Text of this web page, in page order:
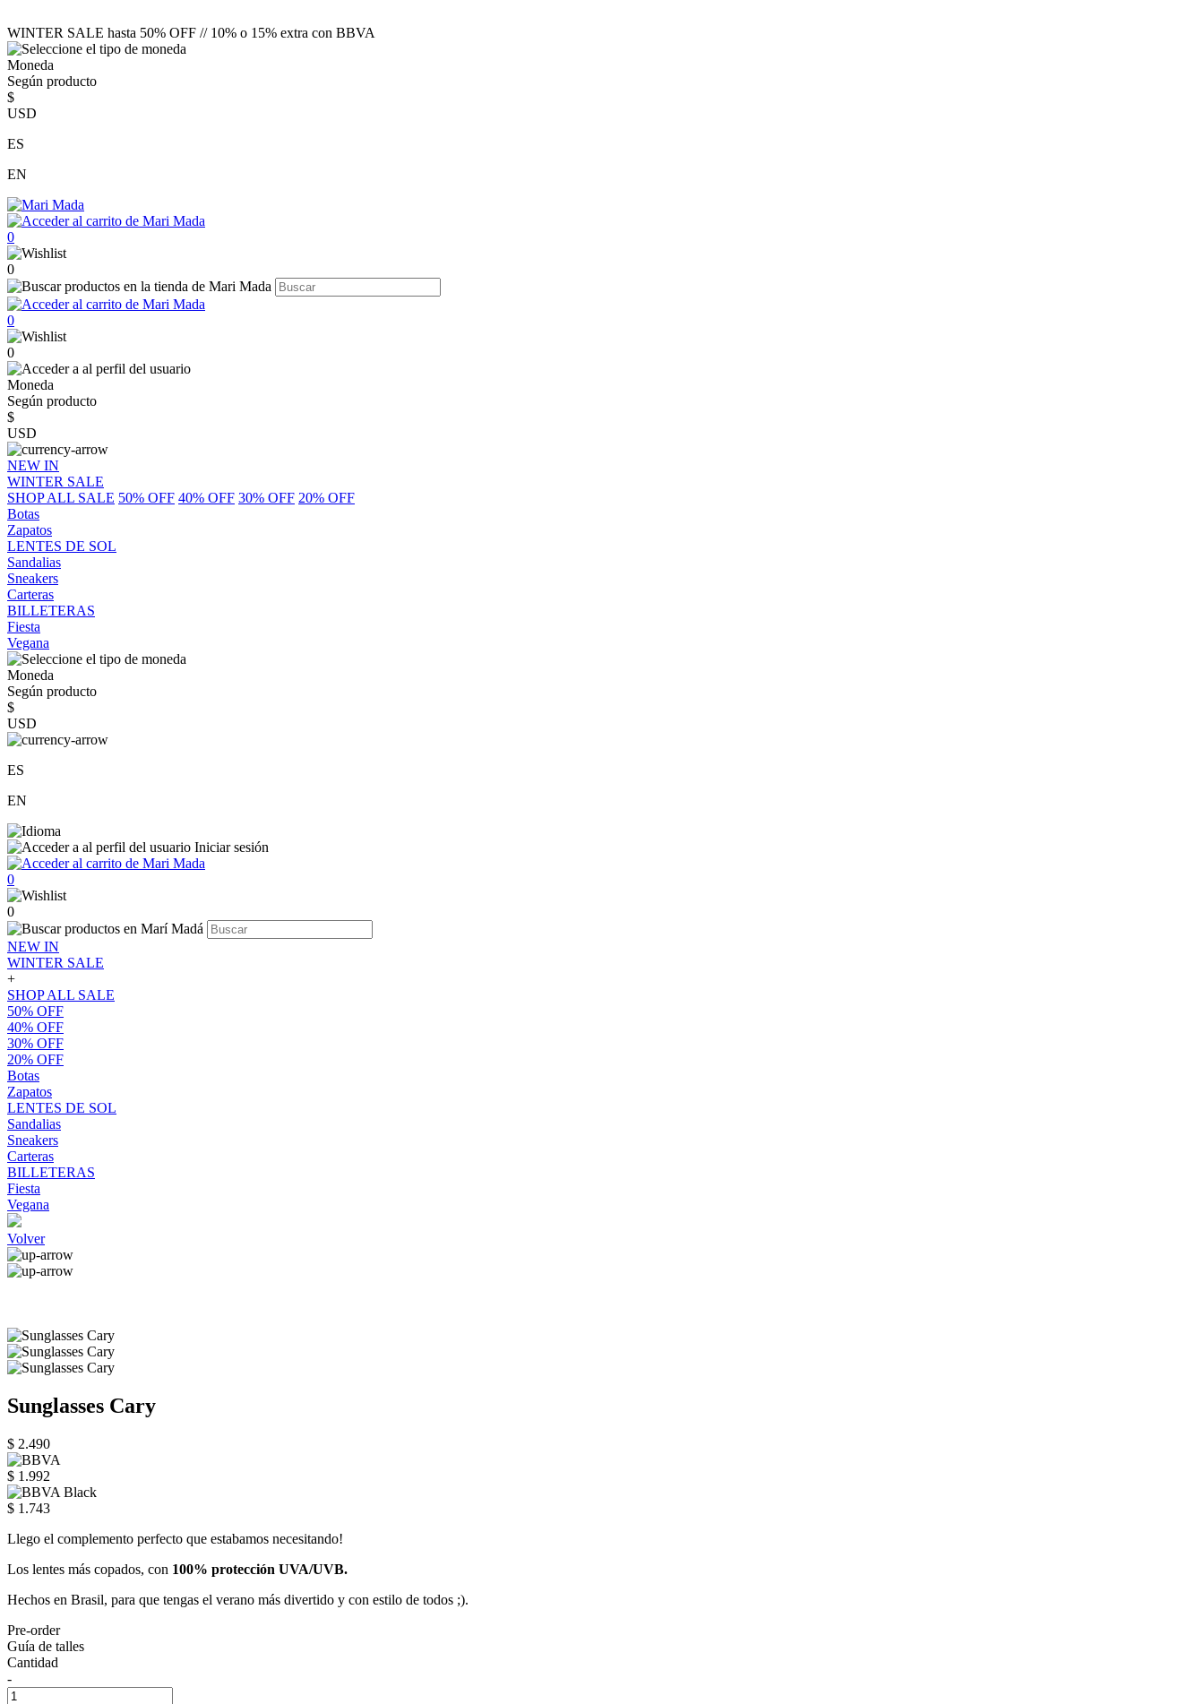
WINTER SALE hasta 50% OFF // 10% o 15% extra con BBVA
Moneda
Según producto
$
USD
ES
EN
0
0
0
0
Moneda
Según producto
$
USD
NEW IN
WINTER SALE
SHOP ALL SALE 50% OFF 40% OFF 30% OFF 20% OFF
Botas
Zapatos
LENTES DE SOL
Sandalias
Sneakers
Carteras
BILLETERAS
Fiesta
Vegana
Moneda
Según producto
$
USD
ES
EN
Iniciar sesión
0
0
NEW IN
WINTER SALE
+
SHOP ALL SALE
50% OFF
40% OFF
30% OFF
20% OFF
Botas
Zapatos
LENTES DE SOL
Sandalias
Sneakers
Carteras
BILLETERAS
Fiesta
Vegana
Volver
Sunglasses Cary
$ 2.490
$ 1.992
$ 1.743
Llego el complemento perfecto que estabamos necesitando!
Los lentes más copados, con 100% protección UVA/UVB.
Hechos en Brasil, para que tengas el verano más divertido y con estilo de todos ;).
Pre-order
Guía de talles
Cantidad
-